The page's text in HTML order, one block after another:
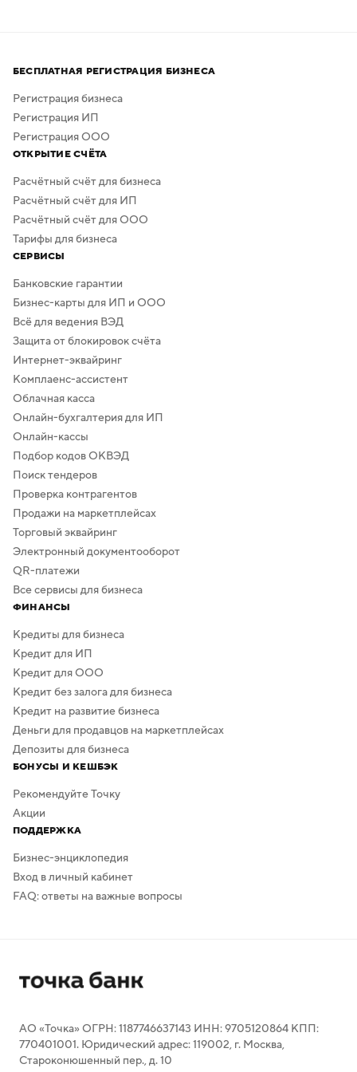
а скачать результат можно бесплатно в высоком
качестве. Дополнительная обработка не нужна —
в сервисе предусмотрено скачивание логотипа без
фона.
БЕСПЛАТНАЯ РЕГИСТРАЦИЯ БИЗНЕСА
Регистрация бизнеса
Регистрация ИП
Регистрация ООО
ОТКРЫТИЕ СЧЁТА
Расчётный счёт для бизнеса
Расчётный счёт для ИП
Расчётный счёт для ООО
Тарифы для бизнеса
СЕРВИСЫ
Банковские гарантии
Бизнес-карты для ИП и ООО
Всё для ведения ВЭД
Защита от блокировок счёта
Интернет-эквайринг
Комплаенс-ассистент
Облачная касса
Онлайн-бухгалтерия для ИП
Онлайн-кассы
Подбор кодов ОКВЭД
Поиск тендеров
Проверка контрагентов
Продажи на маркетплейсах
Торговый эквайринг
Электронный документооборот
QR-платежи
Все сервисы для бизнеса
ФИНАНСЫ
Кредиты для бизнеса
Кредит для ИП
Кредит для ООО
Кредит без залога для бизнеса
Кредит на развитие бизнеса
Деньги для продавцов на маркетплейсах
Депозиты для бизнеса
БОНУСЫ И КЕШБЭК
Рекомендуйте Точку
Акции
ПОДДЕРЖКА
Бизнес-энциклопедия
Вход в личный кабинет
FAQ: ответы на важные вопросы
АО «Точка» ОГРН: 1187746637143 ИНН: 9705120864 КПП:
770401001. Юридический адрес: 119002, г. Москва,
Староконюшенный пер., д. 10